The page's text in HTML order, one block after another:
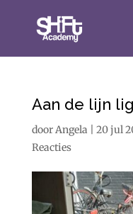
Aan de lijn
doorAngela 20 jul
Reacties